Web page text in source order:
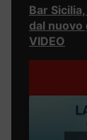
Bar
dal nuovo
VIDEO